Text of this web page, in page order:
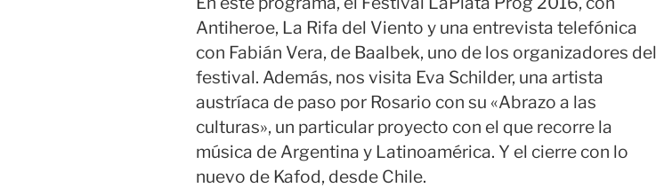
Antiheroe, La Rifa del Viento y una entrevista telefónica
con Fabián Vera, de Baalbek, uno de los organizadores del
festival. Además, nos visita Eva Schilder, una artista
austríaca de paso por Rosario con su «Abrazo a las
culturas», un particular proyecto con el que recorre la
música de Argentina y Latinoamérica. Y el cierre con lo
nuevo de Kafod, desde Chile.